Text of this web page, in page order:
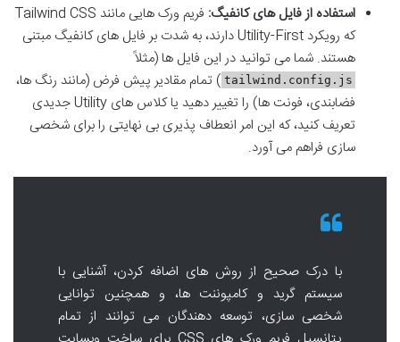
استفاده از فایل های کانفیگ:
فریم ورک هایی مانند Tailwind CSS
که رویکرد Utility-First دارند، به شدت بر فایل های کانفیگ مبتنی
هستند. شما می توانید در این فایل ها (مثلاً
tailwind.config.js ) تمام مقادیر پیش فرض (مانند رنگ ها،
فضابندی، فونت ها) را تغییر دهید یا کلاس های Utility جدیدی
تعریف کنید، که این امر انعطاف پذیری بی نهایتی را برای شخصی
سازی فراهم می آورد.
با درک صحیح از روش های اضافه کردن، آشنایی با
سیستم گرید و کامپوننت ها، و همچنین توانایی
شخصی سازی، توسعه دهندگان می توانند از تمام